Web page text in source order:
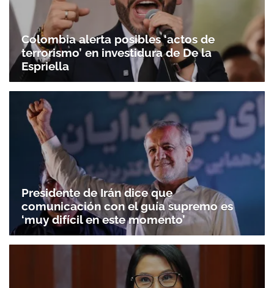
Colombia alerta posibles ‘actos de
terrorismo’ en investidura de De la
Espriella
Presidente de Irán dice que
comunicación con el guía supremo es
‘muy difícil en este momento’